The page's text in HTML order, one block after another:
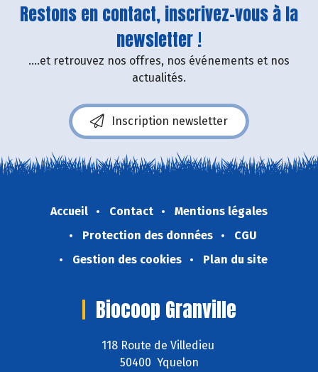
Restons en contact, inscrivez-vous à la
newsletter !
....et retrouvez nos offres, nos événements et nos
actualités.
Inscription newsletter
Accueil Contact
Mentions légales
Protection des données
CGU
Gestion des cookies
Plan du site
Biocoop Granville
118 Route de Villedieu
50400 Yquelon